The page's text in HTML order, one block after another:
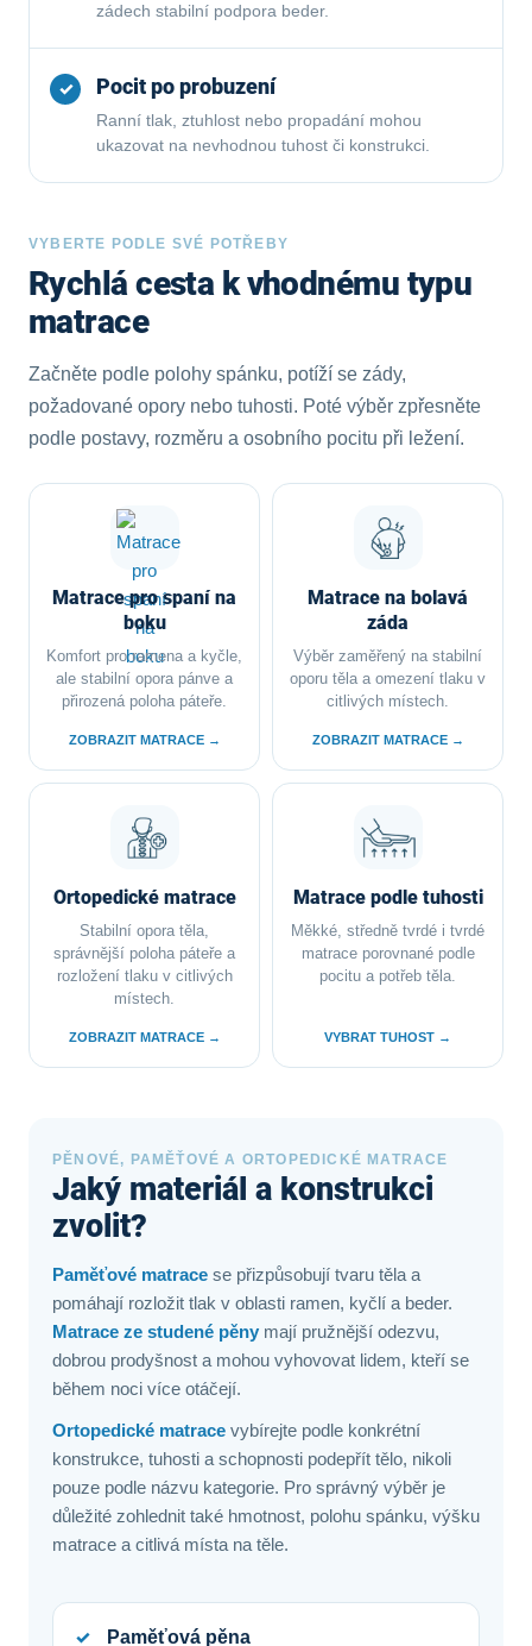
zádech stabilní podpora beder.
✓ Pocit po probuzení
Ranní tlak, ztuhlost nebo propadání mohou
ukazovat na nevhodnou tuhost či konstrukci.
VYBERTE PODLE SVÉ POTŘEBY
Rychlá cesta k vhodnému typu
matrace
Začněte podle polohy spánku, potíží se zády,
požadované opory nebo tuhosti. Poté výběr zpřesněte
podle postavy, rozměru a osobního pocitu při ležení.
Matrace pro spaní na
boku
Komfort pro ramena a kyčle,
ale stabilní opora pánve a
přirozená poloha páteře.
ZOBRAZIT MATRACE →
Matrace na bolavá
záda
Výběr zaměřený na stabilní
oporu těla a omezení tlaku v
citlivých místech.
ZOBRAZIT MATRACE →
Ortopedické matrace
Stabilní opora těla,
správnější poloha páteře a
rozložení tlaku v citlivých
místech.
ZOBRAZIT MATRACE →
Matrace podle tuhosti
Měkké, středně tvrdé i tvrdé
matrace porovnané podle
pocitu a potřeb těla.
VYBRAT TUHOST →
PĚNOVÉ, PAMĚŤOVÉ A ORTOPEDICKÉ MATRACE
Jaký materiál a konstrukci
zvolit?
Paměťové matrace se přizpůsobují tvaru těla a
pomáhají rozložit tlak v oblasti ramen, kyčlí a beder.
Matrace ze studené pěny mají pružnější odezvu,
dobrou prodyšnost a mohou vyhovovat lidem, kteří se
během noci více otáčejí.
Ortopedické matrace vybírejte podle konkrétní
konstrukce, tuhosti a schopnosti podepřít tělo, nikoli
pouze podle názvu kategorie. Pro správný výběr je
důležité zohlednit také hmotnost, polohu spánku, výšku
matrace a citlivá místa na těle.
Paměťová pěna